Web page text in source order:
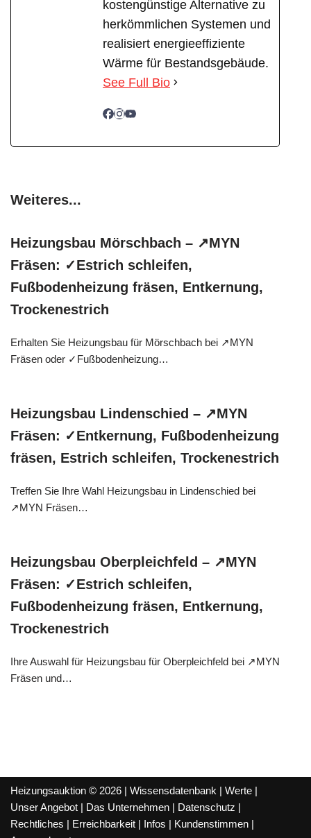
kostengünstige Alternative zu
herkömmlichen Systemen und
realisiert energieeffiziente
Wärme für Bestandsgebäude.
See Full Bio
Weiteres...
Heizungsbau Mörschbach – ↗️MYN
Fräsen: ✓Estrich schleifen,
Fußbodenheizung fräsen, Entkernung,
Trockenestrich
Erhalten Sie Heizungsbau für Mörschbach bei ↗️MYN
Fräsen oder ✓Fußbodenheizung…
Heizungsbau Lindenschied – ↗️MYN
Fräsen: ✓Entkernung, Fußbodenheizung
fräsen, Estrich schleifen, Trockenestrich
Treffen Sie Ihre Wahl Heizungsbau in Lindenschied bei
↗️MYN Fräsen…
Heizungsbau Oberpleichfeld – ↗️MYN
Fräsen: ✓Estrich schleifen,
Fußbodenheizung fräsen, Entkernung,
Trockenestrich
Ihre Auswahl für Heizungsbau für Oberpleichfeld bei ↗️MYN
Fräsen und…
Heizungsauktion © 2026 | Wissensdatenbank | Werte |
Unser Angebot | Das Unternehmen | Datenschutz |
Rechtliches | Erreichbarkeit | Infos | Kundenstimmen |